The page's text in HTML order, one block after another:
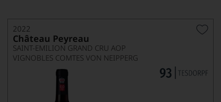
2022
Château Peyreau
SAINT-EMILION GRAND CRU AOP
VIGNOBLES COMTES VON NEIPPERG